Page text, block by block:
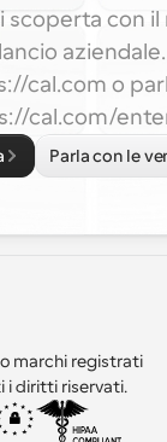
scoperta con
cal.com o
cal.com/
Parla con le
marchi registrati
i diritti riservati.